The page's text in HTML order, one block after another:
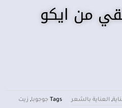
من ايكو
, العناية بالشعر Tags جوجوبا, زيت